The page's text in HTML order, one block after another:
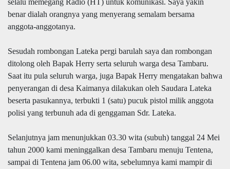
benar dialah orangnya yang menyerang semalam bersama
anggota-anggotanya.
Sesudah rombongan Lateka pergi barulah saya dan rombongan
ditolong oleh Bapak Herry serta seluruh warga desa Tambaru.
Saat itu pula seluruh warga, juga Bapak Herry mengatakan bahwa
penyerangan di desa Kaimanya dilakukan oleh Saudara Lateka
beserta pasukannya, terbukti 1 (satu) pucuk pistol milik anggota
polisi yang terbunuh ada di genggaman Sdr. Lateka.
Selanjutnya jam menunjukkan 03.30 wita (subuh) tanggal 24 Mei
tahun 2000 kami meninggalkan desa Tambaru menuju Tentena,
sampai di Tentena jam 06.00 wita, sebelumnya kami mampir di